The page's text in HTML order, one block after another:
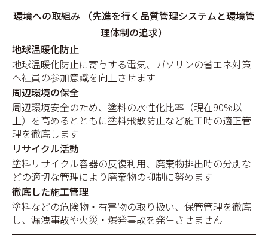
環境への取組み （先進を行く品質管理システムと環境管
理体制の追求）
地球温暖化防止
地球温暖化防止に寄与する電気、ガソリンの省エネ対策
へ社員の参加意識を向上させます
周辺環境の保全
周辺環境安全のため、塗料の水性化比率（現在90%以
上）を高めるとともに塗料飛散防止など施工時の適正管
理を徹底します
リサイクル活動
塗料リサイクル容器の反復利用、廃棄物排出時の分別な
どの適切な管理により廃棄物の抑制に努めます
徹底した施工管理
塗料などの危険物・有害物の取り扱い、保管管理を徹底
し、漏洩事故や火災・爆発事故を発生させません